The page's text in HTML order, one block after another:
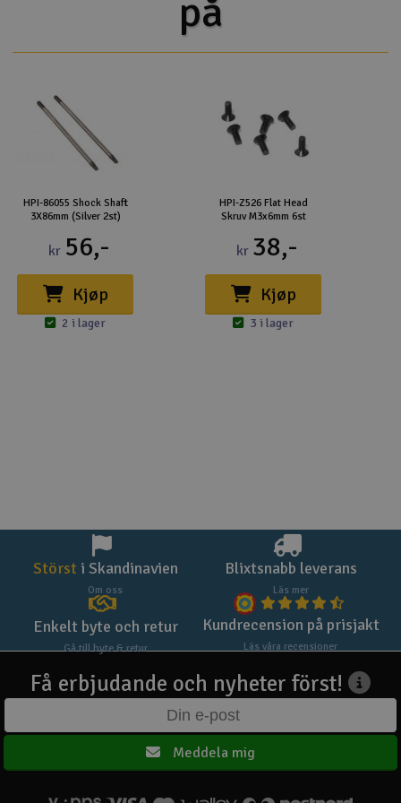
på
HPI-86055 Shock Shaft
3X86mm (Silver 2st)
kr 56,-
Kjøp
2 i lager
HPI-Z526 Flat Head
Skruv M3x6mm 6st
kr 38,-
Kjøp
3 i lager
Störst i Skandinavien
Om oss
Blixtsnabb leverans
Läs mer
Enkelt byte och retur
Gå till byte & retur
Kundrecension på prisjakt
Läs våra recensioner
Få erbjudande och nyheter först!
Meddela mig